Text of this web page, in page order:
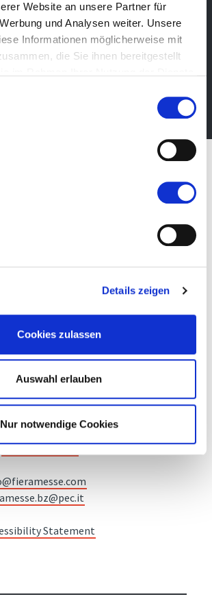
Website an unsere Partner für
und Analysen weiter. Unsere
Informationen möglicherweise mit
die Sie ihnen bereitgestellt
Details zeigen
Cookies zulassen
Auswahl erlauben
Nur notwendige Cookies
Events immer up-to-date, erhalte
Informationen! Natürlich
Bozen AG
1 —
Bozen BZ
+39 0471 516000
+39 0471 516111
Statement